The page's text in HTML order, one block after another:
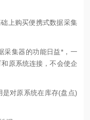
上购买便携式数据采集
集器的功能日益*，一
原系统连接，不会使企
对原系统在库存(盘点)